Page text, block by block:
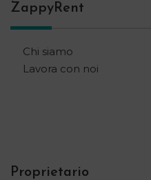
ZappyRent
Chi siamo
Lavora con noi
Proprietario